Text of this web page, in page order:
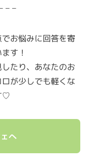
– –
お悩みに回答を寄
す！
たり、あなたのお
が少しでも軽くな
♡
へ